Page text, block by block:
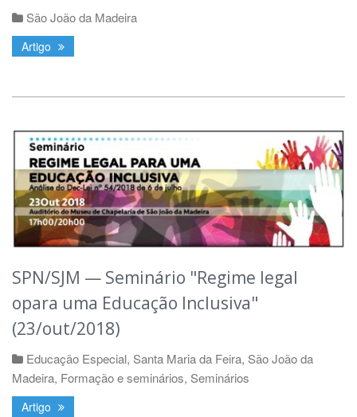
São João da Madeira
Artigo
SPN/SJM — Seminário "Regime legal
opara uma Educação Inclusiva"
(23/out/2018)
Educação Especial, Santa Maria da Feira, São João da
Madeira, Formação e seminários, Seminários
Artigo